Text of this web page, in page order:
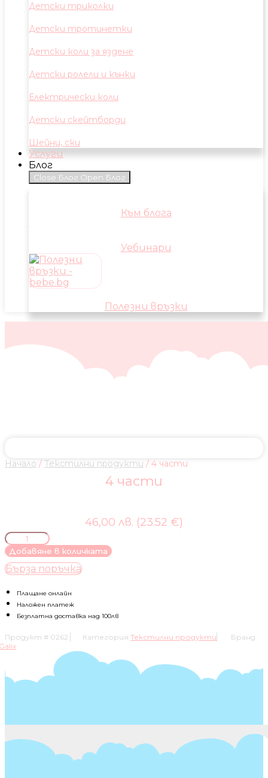
Детски триколки
Детски тротинетки
Детски коли за яздене
Детски ролели и кънки
Електрически коли
Детски скейтборди
Шейни, ски
Услуги
Блог
Close Блог Open Блог
Към блога
Уебинари
Полезни връзки
Начало / Текстилни продукти / 4 части
4 части
46,00 лв. (23.52 €)
количество
за
4
части
Добавяне в количката
Бърза поръчка
Плащане онлайн
Наложен платеж
Безплатна доставка над 100лв
Продукт # 0262 Категория Текстилни продукти
Бранд